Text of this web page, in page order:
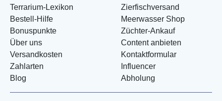
Terrarium-Lexikon
Bestell-Hilfe
Bonuspunkte
Über uns
Versandkosten
Zahlarten
Blog
Zierfischversand
Meerwasser Shop
Züchter-Ankauf
Content anbieten
Kontaktformular
Influencer
Abholung